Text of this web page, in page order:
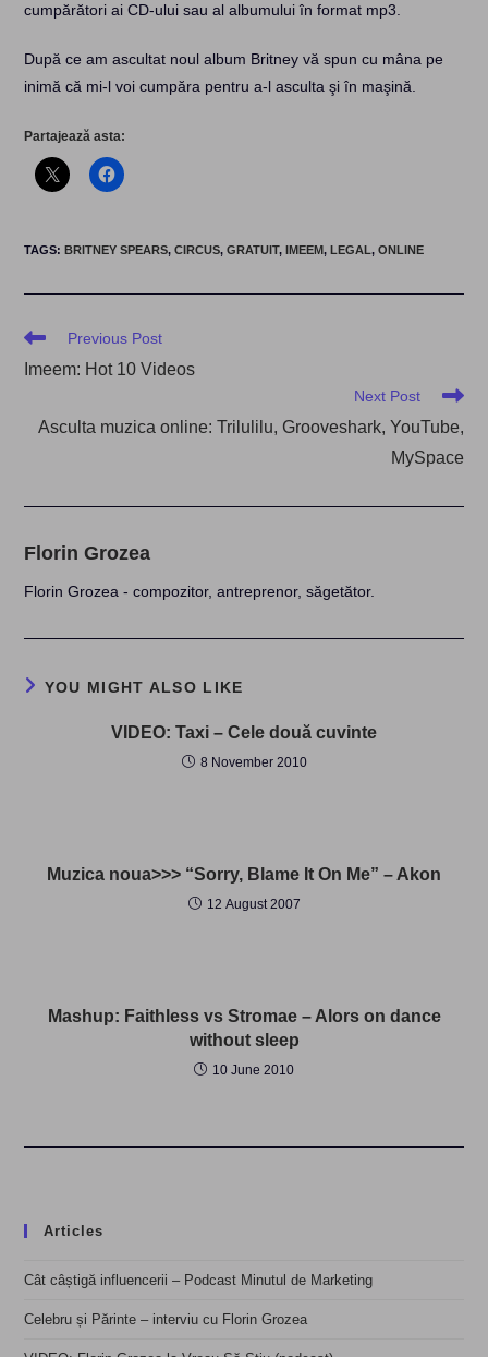
cumpărători ai CD-ului sau al albumului în format mp3.
După ce am ascultat noul album Britney vă spun cu mâna pe
inimă că mi-l voi cumpăra pentru a-l asculta şi în maşină.
Partajează asta:
TAGS:BRITNEY SPEARS, CIRCUS, GRATUIT, IMEEM, LEGAL, ONLINE
Read
articles
Previous Post
Imeem: Hot 10 Videos
Next Post
Asculta muzica online: Trilulilu, Grooveshark, YouTube,
MySpace
Florin Grozea
Florin Grozea - compozitor, antreprenor, săgetător.
YOU MIGHT ALSO LIKE
VIDEO: Taxi – Cele două cuvinte
8 November 2010
Muzica noua>>> “Sorry, Blame It On Me” – Akon
12 August 2007
Mashup: Faithless vs Stromae – Alors on dance
without sleep
10 June 2010
Articles
Cât câștigă influencerii – Podcast Minutul de Marketing
Celebru și Părinte – interviu cu Florin Grozea